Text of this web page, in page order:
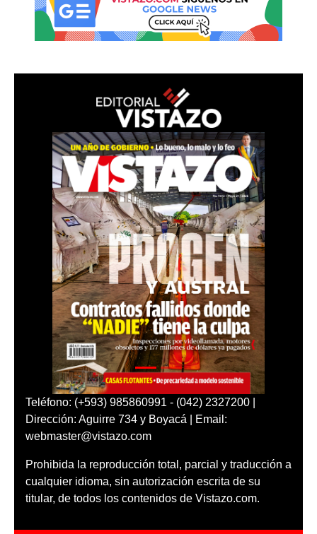
Teléfono: (+593) 985860991 - (042) 2327200 |
Dirección: Aguirre 734 y Boyacá | Email:
webmaster@vistazo.com
Prohibida la reproducción total, parcial y traducción a
cualquier idioma, sin autorización escrita de su
titular, de todos los contenidos de Vistazo.com.